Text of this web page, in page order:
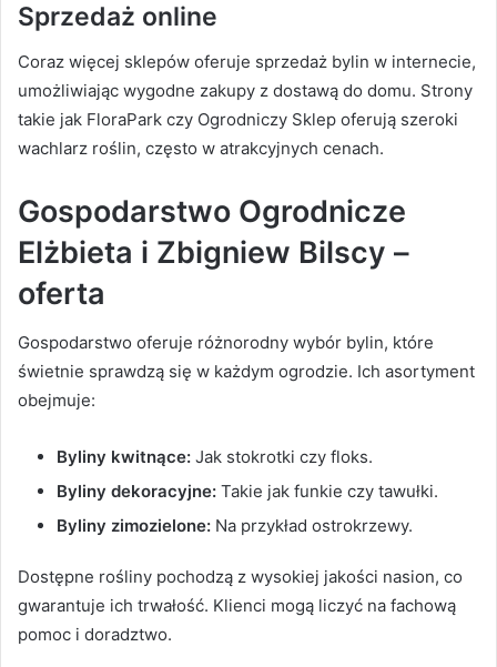
Sprzedaż online
Coraz więcej sklepów oferuje sprzedaż bylin w internecie,
umożliwiając wygodne zakupy z dostawą do domu. Strony
takie jak FloraPark czy Ogrodniczy Sklep oferują szeroki
wachlarz roślin, często w atrakcyjnych cenach.
Gospodarstwo Ogrodnicze
Elżbieta i Zbigniew Bilscy –
oferta
Gospodarstwo oferuje różnorodny wybór bylin, które
świetnie sprawdzą się w każdym ogrodzie. Ich asortyment
obejmuje:
Byliny kwitnące: Jak stokrotki czy floks.
Byliny dekoracyjne: Takie jak funkie czy tawułki.
Byliny zimozielone: Na przykład ostrokrzewy.
Dostępne rośliny pochodzą z wysokiej jakości nasion, co
gwarantuje ich trwałość. Klienci mogą liczyć na fachową
pomoc i doradztwo.